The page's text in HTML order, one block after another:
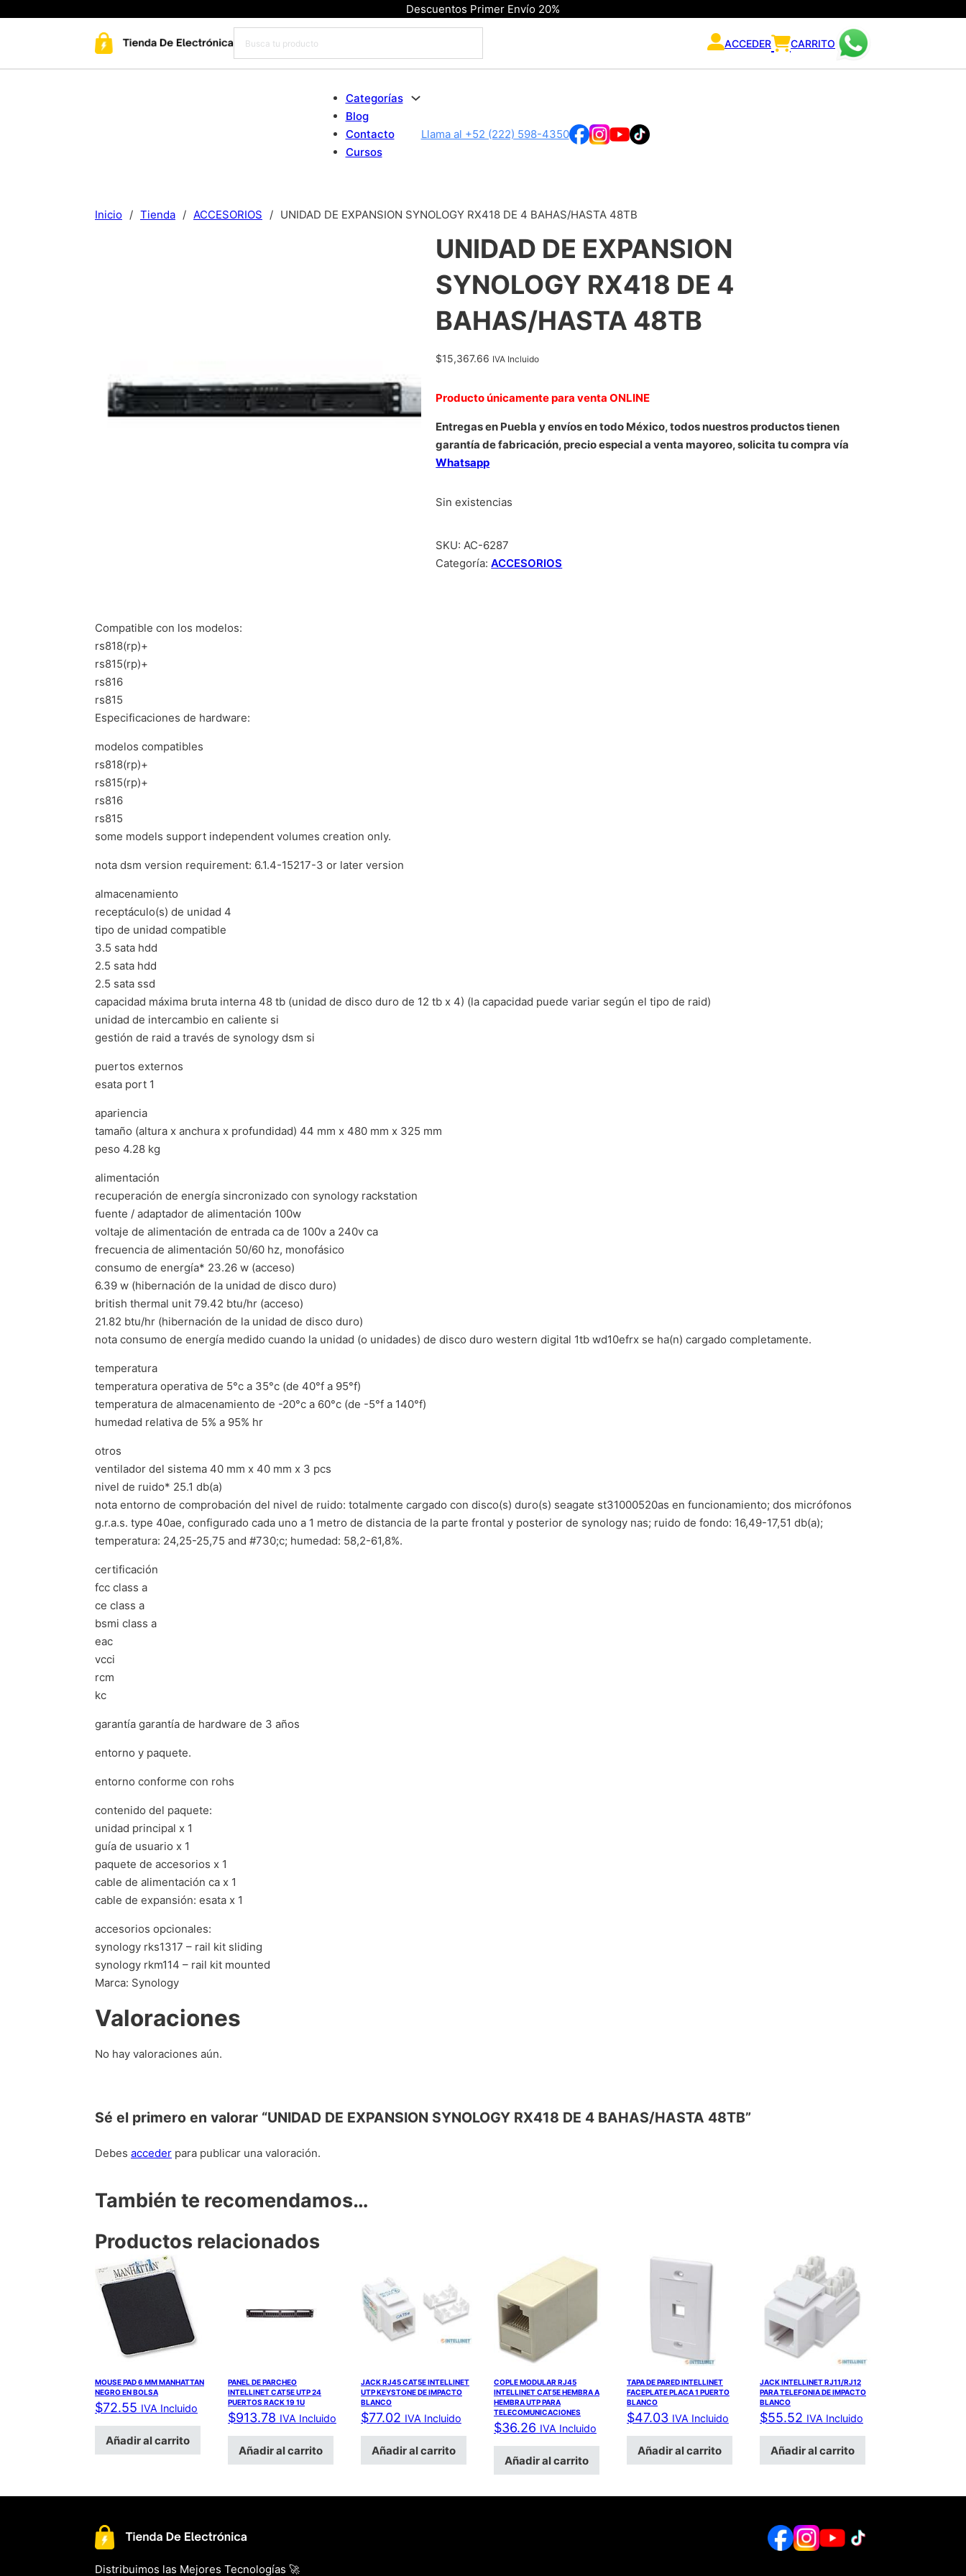
Descuentos Primer Envío 20%
ACCEDER CARRITO
Categorías
Blog
Contacto
Cursos
Llama al +52 (222) 598-4350
Inicio / Tienda / ACCESORIOS / UNIDAD DE EXPANSION SYNOLOGY RX418 DE 4 BAHAS/HASTA 48TB
UNIDAD DE EXPANSION
SYNOLOGY RX418 DE 4
BAHAS/HASTA 48TB
$15,367.66 IVA Incluido
Producto únicamente para venta ONLINE
Entregas en Puebla y envíos en todo México, todos nuestros productos tienen
garantía de fabricación, precio especial a venta mayoreo, solicita tu compra vía
Whatsapp
Sin existencias
SKU:AC-6287
Categoría:ACCESORIOS
Compatible con los modelos:
rs818(rp)+
rs815(rp)+
rs816
rs815
Especificaciones de hardware:
modelos compatibles
rs818(rp)+
rs815(rp)+
rs816
rs815
some models support independent volumes creation only.
nota dsm version requirement: 6.1.4-15217-3 or later version
almacenamiento
receptáculo(s) de unidad 4
tipo de unidad compatible
3.5 sata hdd
2.5 sata hdd
2.5 sata ssd
capacidad máxima bruta interna 48 tb (unidad de disco duro de 12 tb x 4) (la capacidad puede variar según el tipo de raid)
unidad de intercambio en caliente si
gestión de raid a través de synology dsm si
puertos externos
esata port 1
apariencia
tamaño (altura x anchura x profundidad) 44 mm x 480 mm x 325 mm
peso 4.28 kg
alimentación
recuperación de energía sincronizado con synology rackstation
fuente / adaptador de alimentación 100w
voltaje de alimentación de entrada ca de 100v a 240v ca
frecuencia de alimentación 50/60 hz, monofásico
consumo de energía* 23.26 w (acceso)
6.39 w (hibernación de la unidad de disco duro)
british thermal unit 79.42 btu/hr (acceso)
21.82 btu/hr (hibernación de la unidad de disco duro)
nota consumo de energía medido cuando la unidad (o unidades) de disco duro western digital 1tb wd10efrx se ha(n) cargado completamente.
temperatura
temperatura operativa de 5°c a 35°c (de 40°f a 95°f)
temperatura de almacenamiento de -20°c a 60°c (de -5°f a 140°f)
humedad relativa de 5% a 95% hr
otros
ventilador del sistema 40 mm x 40 mm x 3 pcs
nivel de ruido* 25.1 db(a)
nota entorno de comprobación del nivel de ruido: totalmente cargado con disco(s) duro(s) seagate st31000520as en funcionamiento; dos micrófonos
g.r.a.s. type 40ae, configurado cada uno a 1 metro de distancia de la parte frontal y posterior de synology nas; ruido de fondo: 16,49-17,51 db(a);
temperatura: 24,25-25,75 and #730;c; humedad: 58,2-61,8%.
certificación
fcc class a
ce class a
bsmi class a
eac
vcci
rcm
kc
garantía garantía de hardware de 3 años
entorno y paquete.
entorno conforme con rohs
contenido del paquete:
unidad principal x 1
guía de usuario x 1
paquete de accesorios x 1
cable de alimentación ca x 1
cable de expansión: esata x 1
accesorios opcionales:
synology rks1317 – rail kit sliding
synology rkm114 – rail kit mounted
Marca: Synology
Valoraciones
No hay valoraciones aún.
Sé el primero en valorar “UNIDAD DE EXPANSION SYNOLOGY RX418 DE 4 BAHAS/HASTA 48TB”
Debes acceder para publicar una valoración.
También te recomendamos…
Productos relacionados
MOUSE PAD 6 MM MANHATTAN
NEGRO EN BOLSA
$72.55 IVA Incluido
Añadir al carrito
PANEL DE PARCHEO
INTELLINET CAT5E UTP 24
PUERTOS RACK 19 1U
$913.78 IVA Incluido
Añadir al carrito
JACK RJ45 CAT5E INTELLINET
UTP KEYSTONE DE IMPACTO
BLANCO
$77.02 IVA Incluido
Añadir al carrito
COPLE MODULAR RJ45
INTELLINET CAT5E HEMBRA A
HEMBRA UTP PARA
TELECOMUNICACIONES
$36.26 IVA Incluido
Añadir al carrito
TAPA DE PARED INTELLINET
FACEPLATE PLACA 1 PUERTO
BLANCO
$47.03 IVA Incluido
Añadir al carrito
JACK INTELLINET RJ11/RJ12
PARA TELEFONIA DE IMPACTO
BLANCO
$55.52 IVA Incluido
Añadir al carrito
Distribuimos las Mejores Tecnologías 🚀